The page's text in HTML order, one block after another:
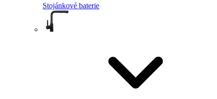
Stojánkové baterie